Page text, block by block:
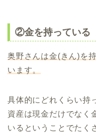
②金を持っている
奥野さんは金(きん)を
います。
具体的にどれくらい持
資産は現金だけでなく
いるということでたく